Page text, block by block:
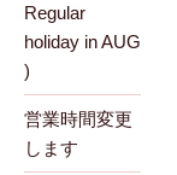
Regular
holiday in AUG
)
営業時間変更
します